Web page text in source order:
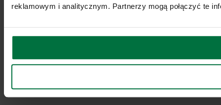
reklamowym i analitycznym. Partnerzy mogą połączyć te